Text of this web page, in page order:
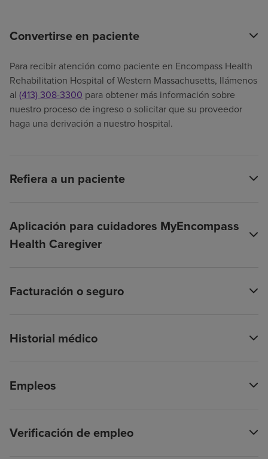
Convertirse en paciente
Para recibir atención como paciente en Encompass Health
Rehabilitation Hospital of Western Massachusetts, llámenos
al (413) 308-3300 para obtener más información sobre
nuestro proceso de ingreso o solicitar que su proveedor
haga una derivación a nuestro hospital.
Refiera a un paciente
Aplicación para cuidadores MyEncompass
Health Caregiver
Facturación o seguro
Historial médico
Empleos
Verificación de empleo